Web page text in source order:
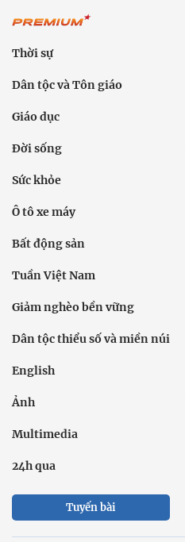
Thời sự
Dân tộc và Tôn giáo
Giáo dục
Đời sống
Sức khỏe
Ô tô xe máy
Bất động sản
Tuần Việt Nam
Giảm nghèo bền vững
Dân tộc thiểu số và miền núi
English
Ảnh
Multimedia
24h qua
Tuyến bài